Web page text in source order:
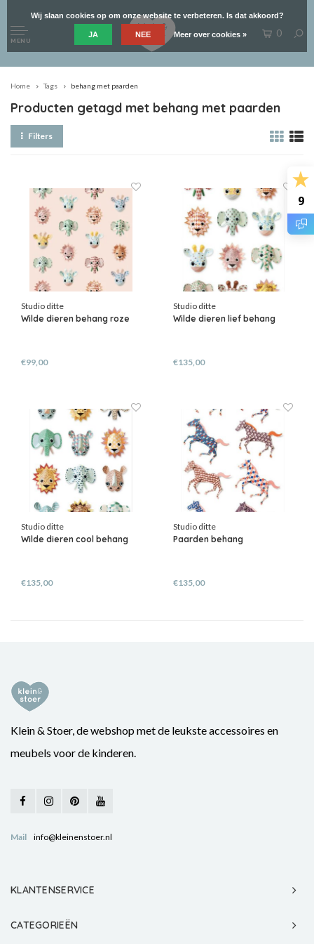
9
MENU
0
Home Tags behang met paarden
Producten getagd met behang met paarden
Filters
Studio ditte
Wilde dieren behang roze
€99,00
Studio ditte
Wilde dieren lief behang
€135,00
Studio ditte
Wilde dieren cool behang
€135,00
Studio ditte
Paarden behang
€135,00
Klein & Stoer, de webshop met de leukste accessoires en
meubels voor de kinderen.
Mail info@kleinenstoer.nl
KLANTENSERVICE
CATEGORIEËN
Wij slaan cookies op om onze website te verbeteren. Is dat akkoord?
JA NEE Meer over cookies »